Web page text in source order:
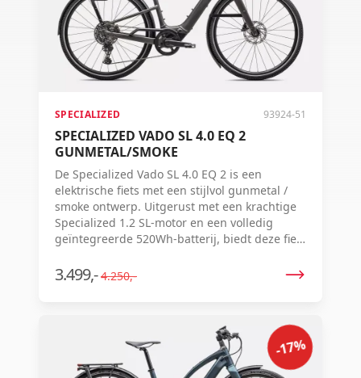
SPECIALIZED 93924-51
SPECIALIZED VADO SL 4.0 EQ 2
GUNMETAL/SMOKE
De Specialized Vado SL 4.0 EQ 2 is een
elektrische fiets met een stijlvol gunmetal /
smoke ontwerp. Uitgerust met een krachtige
Specialized 1.2 SL-motor en een volledig
geïntegreerde 520Wh-batterij, biedt deze fiets
speed schakelsysteem, hydraulische
schijfremmen en een geavanceerd
3.499,- 4.250,-
-17%